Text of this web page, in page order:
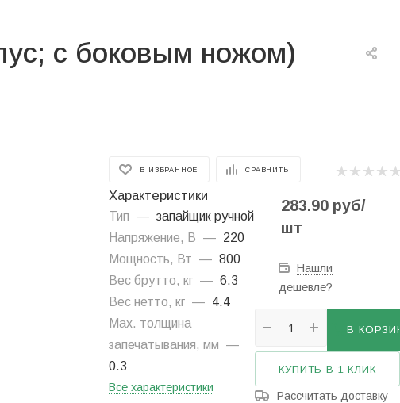
с боковым ножом)
В ИЗБРАННОЕ СРАВНИТЬ
Характеристики
Тип — запайщик ручной
Напряжение, В
— 220
Мощность, Вт
— 800
Вес брутто, кг — 6.3
Вес нетто, кг — 4.4
Мax. толщина
запечатывания, мм
—
0.3
Все характеристики
283.90руб/
шт
Нашли
дешевле?
В
КУПИТЬ В 1 КЛИК
Рассчитать доставку